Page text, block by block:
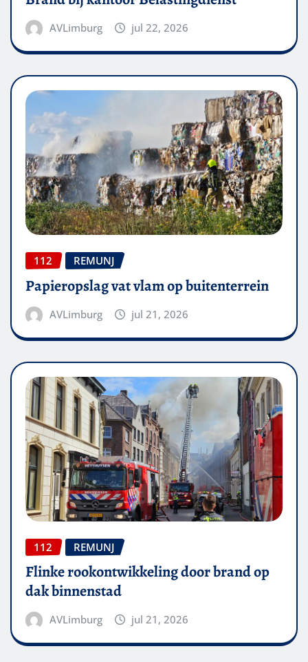
AVLimburg jul 22, 2026
112 REMUNJ
Papieropslag vat vlam op buitenterrein
AVLimburg jul 21, 2026
112 REMUNJ
Flinke rookontwikkeling door brand op
dak binnenstad
AVLimburg jul 21, 2026